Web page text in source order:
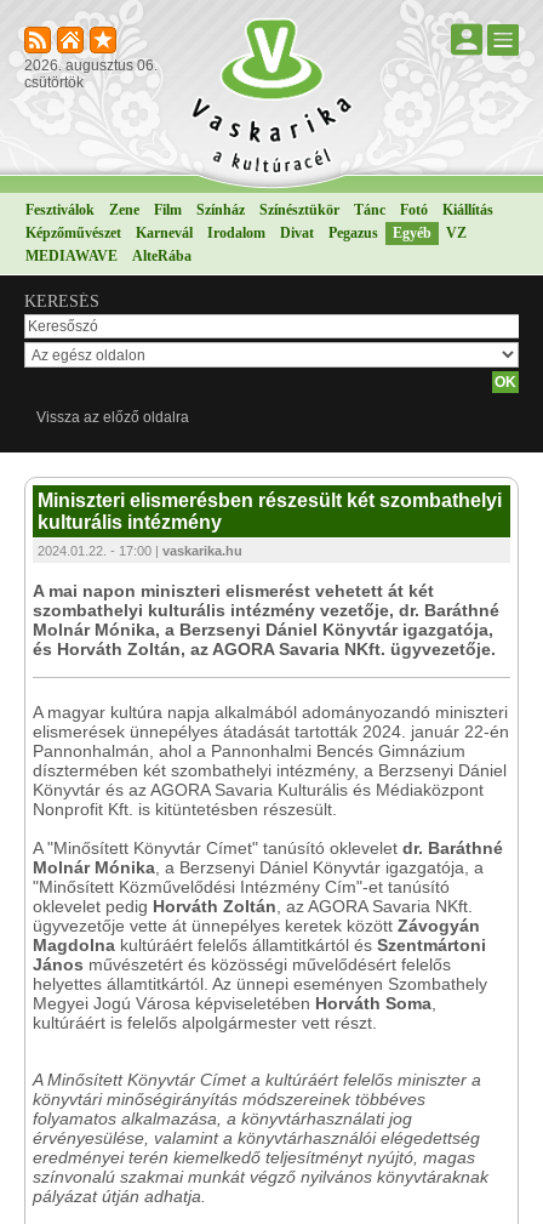
2026. augusztus 06.
csütörtök
Fesztiválok Zene Film Színház Színésztükör Tánc Fotó
Kiállítás
Képzőművészet
Karnevál Irodalom Divat Pegazus Egyéb
VZ
MEDIAWAVE
AlteRába
KERESÉS
Vissza az előző oldalra
Miniszteri elismerésben részesült két szombathelyi
kulturális intézmény
2024.01.22. - 17:00 | vaskarika.hu
A mai napon miniszteri elismerést vehetett át két
szombathelyi kulturális intézmény vezetője, dr. Baráthné
Molnár Mónika, a Berzsenyi Dániel Könyvtár igazgatója,
és Horváth Zoltán, az AGORA Savaria NKft. ügyvezetője.
A magyar kultúra napja alkalmából adományozandó miniszteri
elismerések ünnepélyes átadását tartották 2024. január 22-én
Pannonhalmán, ahol a Pannonhalmi Bencés Gimnázium
dísztermében két szombathelyi intézmény, a Berzsenyi Dániel
Könyvtár és az AGORA Savaria Kulturális és Médiaközpont
Nonprofit Kft. is kitüntetésben részesült.
A "Minősített Könyvtár Címet" tanúsító oklevelet dr. Baráthné
Molnár Mónika , a Berzsenyi Dániel Könyvtár igazgatója, a
"Minősített Közművelődési Intézmény Cím"-et tanúsító
oklevelet pedig Horváth Zoltán , az AGORA Savaria NKft.
ügyvezetője vette át ünnepélyes keretek között Závogyán
Magdolna kultúráért felelős államtitkártól és Szentmártoni
János művészetért és közösségi művelődésért felelős
helyettes államtitkártól. Az ünnepi eseményen Szombathely
Megyei Jogú Városa képviseletében Horváth Soma
kultúráért is felelős alpolgármester vett részt.
A Minősített Könyvtár Címet a kultúráért felelős miniszter a
könyvtári minőségirányítás módszereinek többéves
folyamatos alkalmazása, a könyvtárhasználati jog
érvényesülése, valamint a könyvtárhasználói elégedettség
eredményei terén kiemelkedő teljesítményt nyújtó, magas
színvonalú szakmai munkát végző nyilvános könyvtáraknak
pályázat útján adhatja.